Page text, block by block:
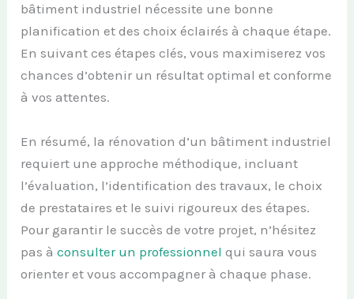
bâtiment industriel nécessite une bonne
planification et des choix éclairés à chaque étape.
En suivant ces étapes clés, vous maximiserez vos
chances d’obtenir un résultat optimal et conforme
à vos attentes.
En résumé, la rénovation d’un bâtiment industriel
requiert une approche méthodique, incluant
l’évaluation, l’identification des travaux, le choix
de prestataires et le suivi rigoureux des étapes.
Pour garantir le succès de votre projet, n’hésitez
pas àconsulter un professionnel qui saura vous
orienter et vous accompagner à chaque phase.